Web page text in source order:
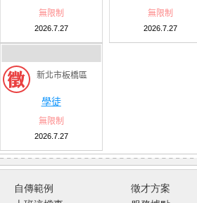
無限制
2026.7.27
無限制
2026.7.27
新北市板橋區
學徒
無限制
2026.7.27
自傳範例
徵才方案